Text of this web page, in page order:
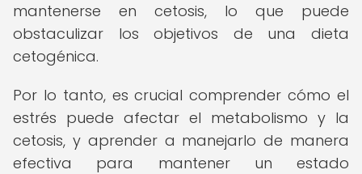
mantenerse en cetosis, lo que puede
obstaculizar los objetivos de una dieta
cetogénica.
Por lo tanto, es crucial comprender cómo el
estrés puede afectar el metabolismo y la
cetosis, y aprender a manejarlo de manera
efectiva para mantener un estado